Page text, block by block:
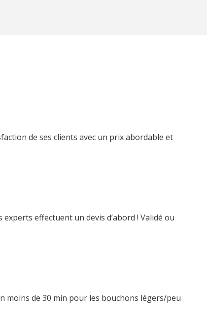
de ses clients avec un prix abordable et
effectuent un devis d’abord ! Validé ou
moins de 30 min pour les bouchons légers/peu